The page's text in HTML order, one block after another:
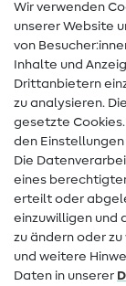
Nähanleitungen
Hilfe &
Kontakt
Infos zum
Widerrufsrecht
Beliebt
Stoffe
Wir verwenden
unserer Website
von
Inhalte und
Drittanbietern
zu analysieren.
gesetzte
den
Die
eines
erteilt oder
einzuwilligen und
zu ändern oder
und weitere
Daten in unserer